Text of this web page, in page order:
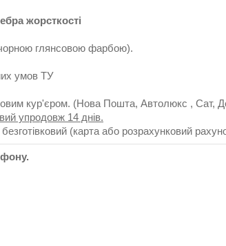
жорсткості
глянсовою фарбою).
умов ТУ
кур'єром. (Нова Пошта, Автолюкс , Сат,
упродовж 14 днів.
(карта або розрахунковий